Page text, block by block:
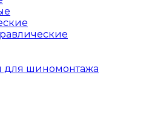
для шиномонтажа